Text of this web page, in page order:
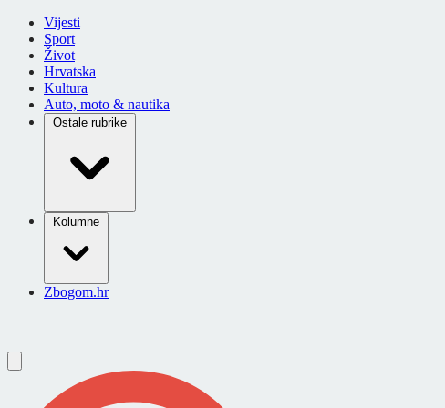
Vijesti
Sport
Život
Hrvatska
Kultura
Auto, moto & nautika
Ostale rubrike
Kolumne
Zbogom.hr